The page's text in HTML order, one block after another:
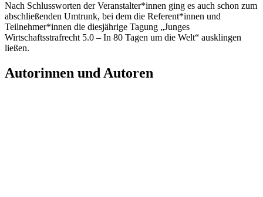
Nach Schlussworten der Veranstalter*innen ging es auch schon zum
abschließenden Umtrunk, bei dem die Referent*innen und
Teilnehmer*innen die diesjährige Tagung „Junges
Wirtschaftsstrafrecht 5.0 – In 80 Tagen um die Welt“ ausklingen
ließen.
Autorinnen und Autoren